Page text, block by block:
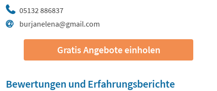
05132 886837
burjanelena@gmail.com
Gratis Angebote einholen
Bewertungen und Erfahrungsberichte